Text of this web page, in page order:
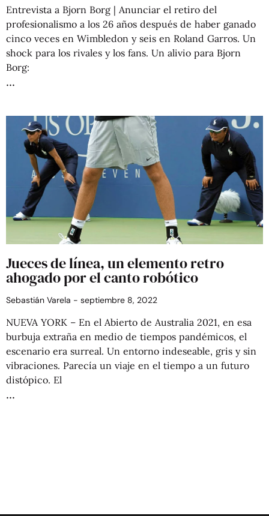
Entrevista a Bjorn Borg | Anunciar el retiro del
profesionalismo a los 26 años después de haber ganado
cinco veces en Wimbledon y seis en Roland Garros. Un
shock para los rivales y los fans. Un alivio para Bjorn
Borg:
Jueces de línea, un elemento retro
ahogado por el canto robótico
Sebastián Varela septiembre 8, 2022
NUEVA YORK – En el Abierto de Australia 2021, en esa
burbuja extraña en medio de tiempos pandémicos, el
escenario era surreal. Un entorno indeseable, gris y sin
vibraciones. Parecía un viaje en el tiempo a un futuro
distópico. El